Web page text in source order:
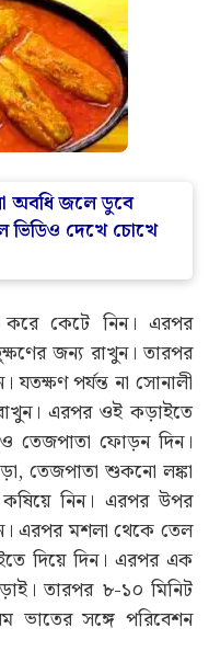
অবধি জলে ডুবে
ভিডিও দেখে চোখে
কেটে নিন। এরপর
জন্য রাখুন। তারপর
পর্যন্ত না সোনালী
এরপর ওই কড়াইতে
তেজপাতা ফোড়ন দিন।
তেজপাতা শুকনো লঙ্কা
নিন। এরপর উপর
এরপর মশলা থেকে তেল
দিয়ে দিন। এরপর এক
তারপর ৮-১০ মিনিট
ভাতের সঙ্গে পরিবেশন